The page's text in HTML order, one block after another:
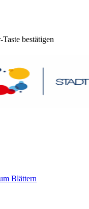
bestätigen
Blättern